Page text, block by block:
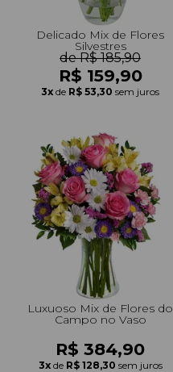
Delicado Mix de Flores
Silvestres
de R$ 185,90
R$ 159,90
3x de R$ 53,30 sem juros
Luxuoso Mix de Flores do
Campo no Vaso
R$ 384,90
3x de R$ 128,30 sem juros